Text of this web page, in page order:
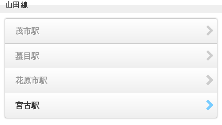
山田線
茂市駅
蟇目駅
花原市駅
宮古駅